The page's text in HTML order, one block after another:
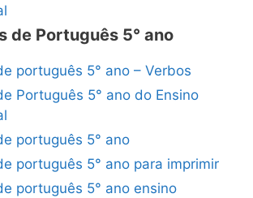
de Português 5° ano
português 5° ano – Verbos
Português 5° ano do Ensino
português 5° ano
português 5° ano para imprimir
português 5° ano ensino